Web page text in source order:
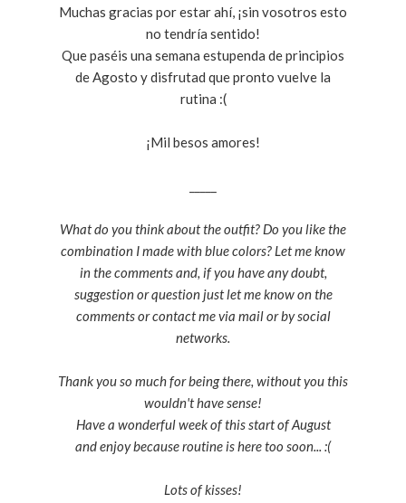
Muchas gracias por estar ahí, ¡sin vosotros esto
no tendría sentido!
Que paséis una semana estupenda de principios
de Agosto y disfrutad que pronto vuelve la
rutina :(
¡Mil besos amores!
What do you think about the outfit? Do you like the
combination I made with blue colors? Let me know
in the comments and, if you have any doubt,
suggestion or question just let me know on the
comments or contact me via mail or by social
networks.
Thank you so much for being there, without you this
wouldn't have sense!
Have a wonderful week of this start of August
and enjoy because routine is here too soon... :(
Lots of kisses!